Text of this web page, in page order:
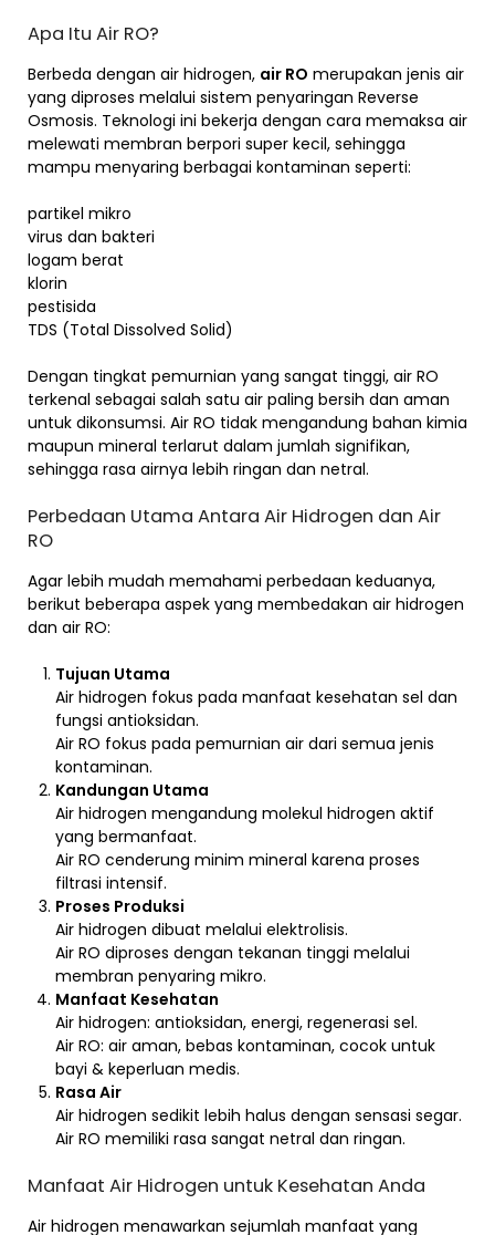
Apa Itu Air RO?
Berbeda dengan air hidrogen, air RO merupakan jenis air
yang diproses melalui sistem penyaringan Reverse
Osmosis. Teknologi ini bekerja dengan cara memaksa air
melewati membran berpori super kecil, sehingga
mampu menyaring berbagai kontaminan seperti:
partikel mikro
virus dan bakteri
logam berat
klorin
pestisida
TDS (Total Dissolved Solid)
Dengan tingkat pemurnian yang sangat tinggi, air RO
terkenal sebagai salah satu air paling bersih dan aman
untuk dikonsumsi. Air RO tidak mengandung bahan kimia
maupun mineral terlarut dalam jumlah signifikan,
sehingga rasa airnya lebih ringan dan netral.
Perbedaan Utama Antara Air Hidrogen dan Air
RO
Agar lebih mudah memahami perbedaan keduanya,
berikut beberapa aspek yang membedakan air hidrogen
dan air RO:
Tujuan Utama
Air hidrogen fokus pada manfaat kesehatan sel dan
fungsi antioksidan.
Air RO fokus pada pemurnian air dari semua jenis
kontaminan.
Kandungan Utama
Air hidrogen mengandung molekul hidrogen aktif
yang bermanfaat.
Air RO cenderung minim mineral karena proses
filtrasi intensif.
Proses Produksi
Air hidrogen dibuat melalui elektrolisis.
Air RO diproses dengan tekanan tinggi melalui
membran penyaring mikro.
Manfaat Kesehatan
Air hidrogen: antioksidan, energi, regenerasi sel.
Air RO: air aman, bebas kontaminan, cocok untuk
bayi & keperluan medis.
Rasa Air
Air hidrogen sedikit lebih halus dengan sensasi segar.
Air RO memiliki rasa sangat netral dan ringan.
Manfaat Air Hidrogen untuk Kesehatan Anda
Air hidrogen menawarkan sejumlah manfaat yang